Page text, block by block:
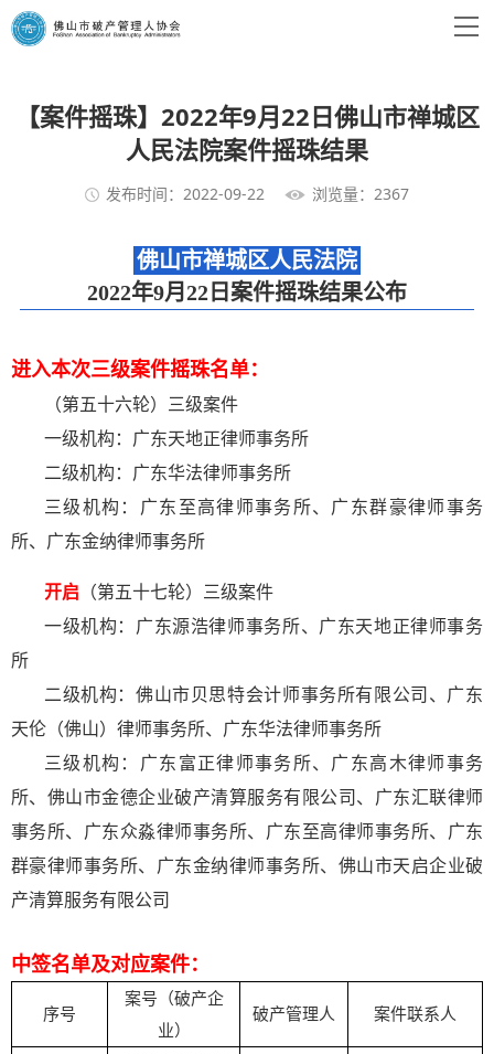
【案件摇珠】2022年9月22日佛山市禅城区
人民法院案件摇珠结果
发布时间：2022-09-22 浏览量：2367
佛山市禅城区人民法院
2022年9月22日案件摇珠结果公布
进入本次三级案件摇珠名单：
（第五十六轮）三级案件
一级机构：广东天地正律师事务所
二级机构：广东华法律师事务所
三级机构：广东至高律师事务所、广东群豪律师事务
所、广东金纳律师事务所
开启 （第五十七轮）三级案件
一级机构：广东源浩律师事务所、广东天地正律师事务
所
二级机构：佛山市贝思特会计师事务所有限公司、广东
天伦（佛山）律师事务所、广东华法律师事务所
三级机构：广东富正律师事务所、广东高木律师事务
所、佛山市金德企业破产清算服务有限公司、广东汇联律师
事务所、广东众淼律师事务所、广东至高律师事务所、广东
群豪律师事务所、广东金纳律师事务所、佛山市天启企业破
产清算服务有限公司
中签名单及对应案件：
序号
案号（破产企
业）
破产管理人 案件联系人